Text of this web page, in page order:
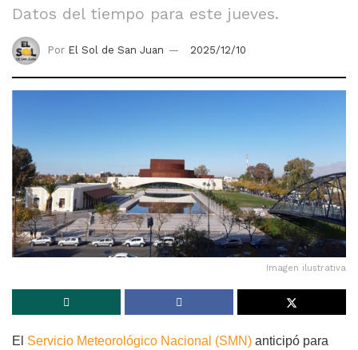
Datos del tiempo para este jueves.
Por El Sol de San Juan 2025/12/10
Imagen ilustrativa
El Servicio Meteorológico Nacional (SMN) anticipó para